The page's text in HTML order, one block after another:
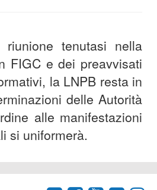
tenutasi nella
FIGC e dei preavvisati
la LNPB resta in
delle Autorità
alle manifestazioni
si uniformerà.​